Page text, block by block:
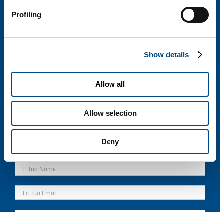
Profiling
Show details
Allow all
Allow selection
Deny